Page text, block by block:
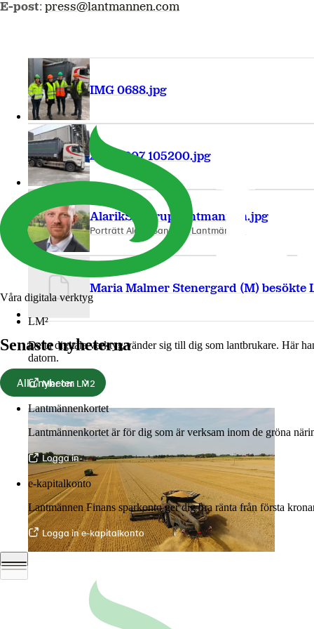
Våra digitala verktyg
LM²
Detta digitala verktyg vänder sig till dig som lantbrukare. Här
datorn.
Mer om LM2
Lantmännenkortet
Lantmännenkortet är för dig som är verksam inom de gröna
Logga in
e-kapitalkonto
Lantmännen Finans sparkonto ger dig bra ränta från första
Logga in e-kapitalkonto
E-post: press@lantmannen.com
IMG 0688.jpg
20180207 105200.jpg
AlarikSandrupLantmannen.jpg
Porträtt Alarik Sandrup Lantmännen
Maria Malmer Stenergard (M) besökte
Senaste nyheterna
Alla nyheter
5 min lästid